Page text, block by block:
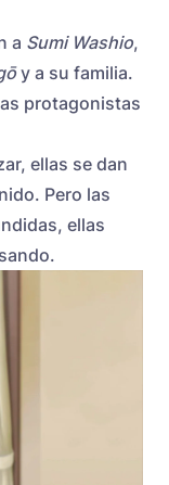
a Sumi Washio,
y a su familia.
protagonistas
ellas se dan
Pero las
ellas